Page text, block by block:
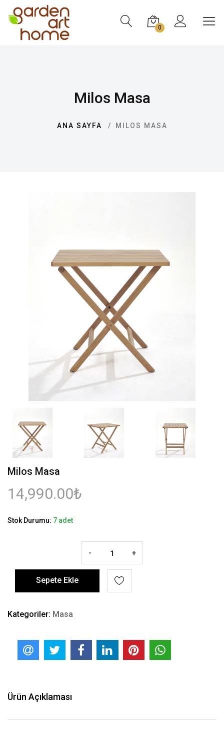
0
Milos Masa
ANA SAYFA MILOS MASA
Milos Masa
14,990.00₺
Stok Durumu: 7 adet
- +
Sepete Ekle
Kategoriler: Masa
Ürün Açıklaması